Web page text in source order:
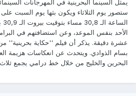
الأحد
البحرين والخليج من خلال خط درامي‮ ‬يجمع ثلاث نساء‮ »‬أم وابنتاها‮«.‬